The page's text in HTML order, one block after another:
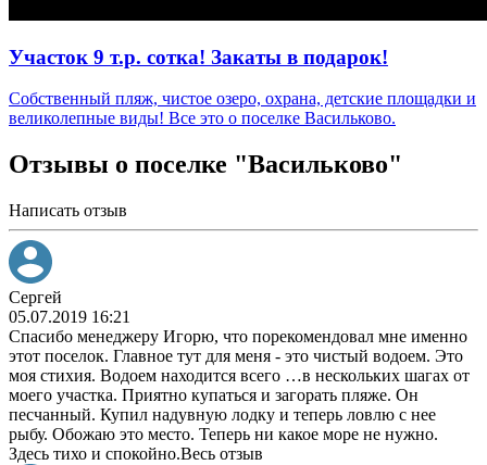
Участок 9 т.р. сотка! Закаты в подарок!
Собственный пляж, чистое озеро, охрана, детские площадки и
великолепные виды! Все это о поселке Васильково.
Отзывы о поселке "Васильково"
Написать отзыв
Сергей
05.07.2019 16:21
Спасибо менеджеру Игорю, что порекомендовал мне именно
этот поселок. Главное тут для меня - это чистый водоем. Это
моя стихия. Водоем находится всего …в нескольких шагах от
моего участка. Приятно купаться и загорать пляже. Он
песчанный. Купил надувную лодку и теперь ловлю с нее
рыбу. Обожаю это место. Теперь ни какое море не нужно.
Здесь тихо и спокойно.Весь отзыв